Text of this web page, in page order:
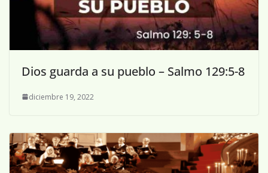
Dios guarda a su pueblo – Salmo 129:5-8
diciembre 19, 2022